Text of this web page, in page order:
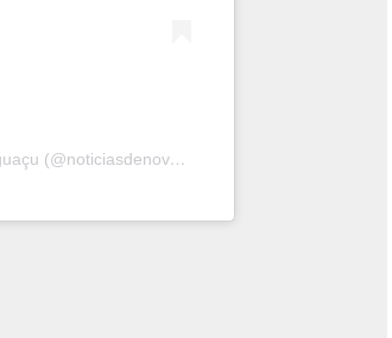
Uma publicação compartilhada por Notícias de Nova Iguaçu (@noticiasdenovaiguacu)